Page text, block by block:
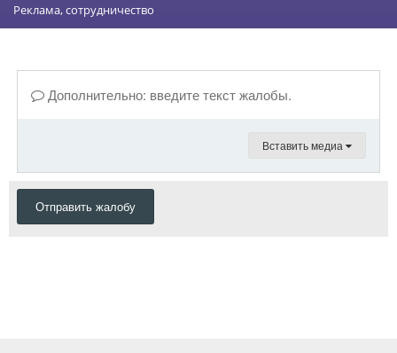
Реклама, сотрудничество
Дополнительно: введите текст жалобы.
Вставить медиа
Отправить жалобу